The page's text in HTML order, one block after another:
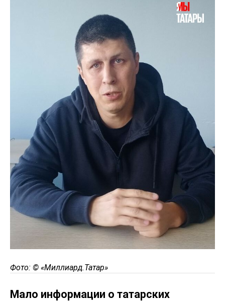
Фото: © «Миллиард.Татар»
Мало информации о татарских